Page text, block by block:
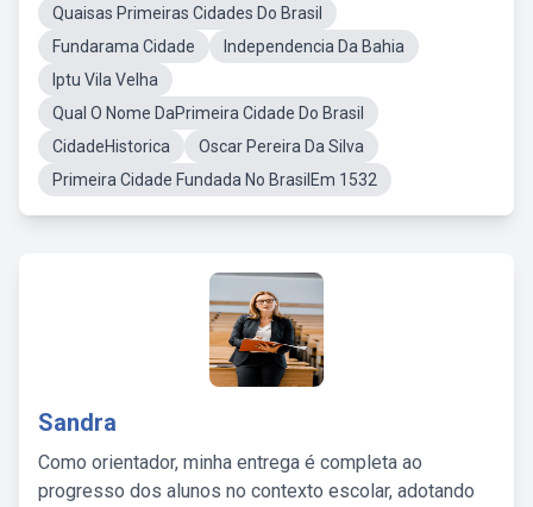
Quaisas Primeiras Cidades Do Brasil
Fundarama Cidade
Independencia Da Bahia
Iptu Vila Velha
Qual O Nome DaPrimeira Cidade Do Brasil
CidadeHistorica
Oscar Pereira Da Silva
Primeira Cidade Fundada No BrasilEm 1532
Sandra
Como orientador, minha entrega é completa ao
progresso dos alunos no contexto escolar, adotando